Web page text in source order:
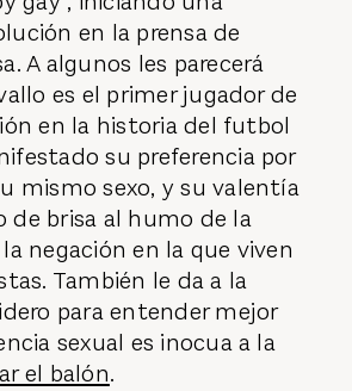
en la prensa de
A algunos les parecerá
es el primer jugador de
en la historia del futbol
su preferencia por
mismo sexo, y su valentía
de brisa al humo de la
negación en la que viven
También le da a la
para entender mejor
sexual es inocua a la
el balón.